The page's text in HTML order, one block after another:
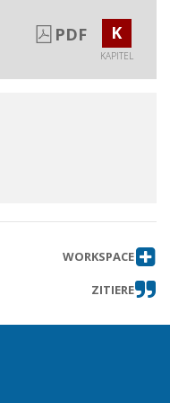
al
Artikel abrufen
Artikel abrufen
PDF K
KAPITEL
WORKSPACE
ZITIERE